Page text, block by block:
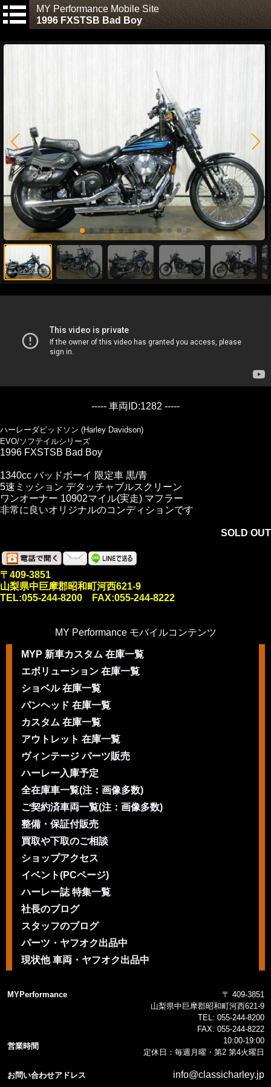
MY Performance Mobile Site
1996 FXSTSB Bad Boy
----- 車両ID:1282 -----
ハーレーダビッドソン (Harley Davidson)
EVO/ソフテイルシリーズ
1996 FXSTSB Bad Boy
1340cc バッドボーイ 限定車 黒/青
5速ミッション デタッチャブルスクリーン
ワンオーナー 10902マイル(実走) マフラー
非常に良いオリジナルのコンディションです
SOLD OUT
〒409-3851
山梨県中巨摩郡昭和町河西621-9
TEL:055-244-8200 FAX:055-244-8222
MY Performance モバイルコンテンツ
MYP 新車カスタム 在庫一覧
エボリューション 在庫一覧
ショベル 在庫一覧
パンヘッド 在庫一覧
カスタム 在庫一覧
アウトレット 在庫一覧
ヴィンテージ パーツ販売
ハーレー入庫予定
全在庫車一覧(注：画像多数)
ご契約済車両一覧(注：画像多数)
整備・保証付販売
買取や下取のご相談
ショップアクセス
イベント(PCページ)
ハーレー誌 特集一覧
社長のブログ
スタッフのブログ
パーツ・ヤフオク出品中
現状他 車両・ヤフオク出品中
MYPerformance
〒 409-3851
山梨県中巨摩郡昭和町河西621-9
TEL: 055-244-8200
FAX: 055-244-8222
営業時間
10:00-19:00
定休日：毎週月曜・第2 第4火曜日
お問い合わせアドレス info@classicharley.jp